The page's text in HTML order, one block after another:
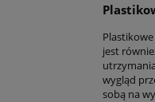
jest
wygląd
sobą na